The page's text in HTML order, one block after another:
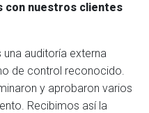
con nuestros clientes
auditoría externa
de control reconocido.
y aprobaron varios
Recibimos así la